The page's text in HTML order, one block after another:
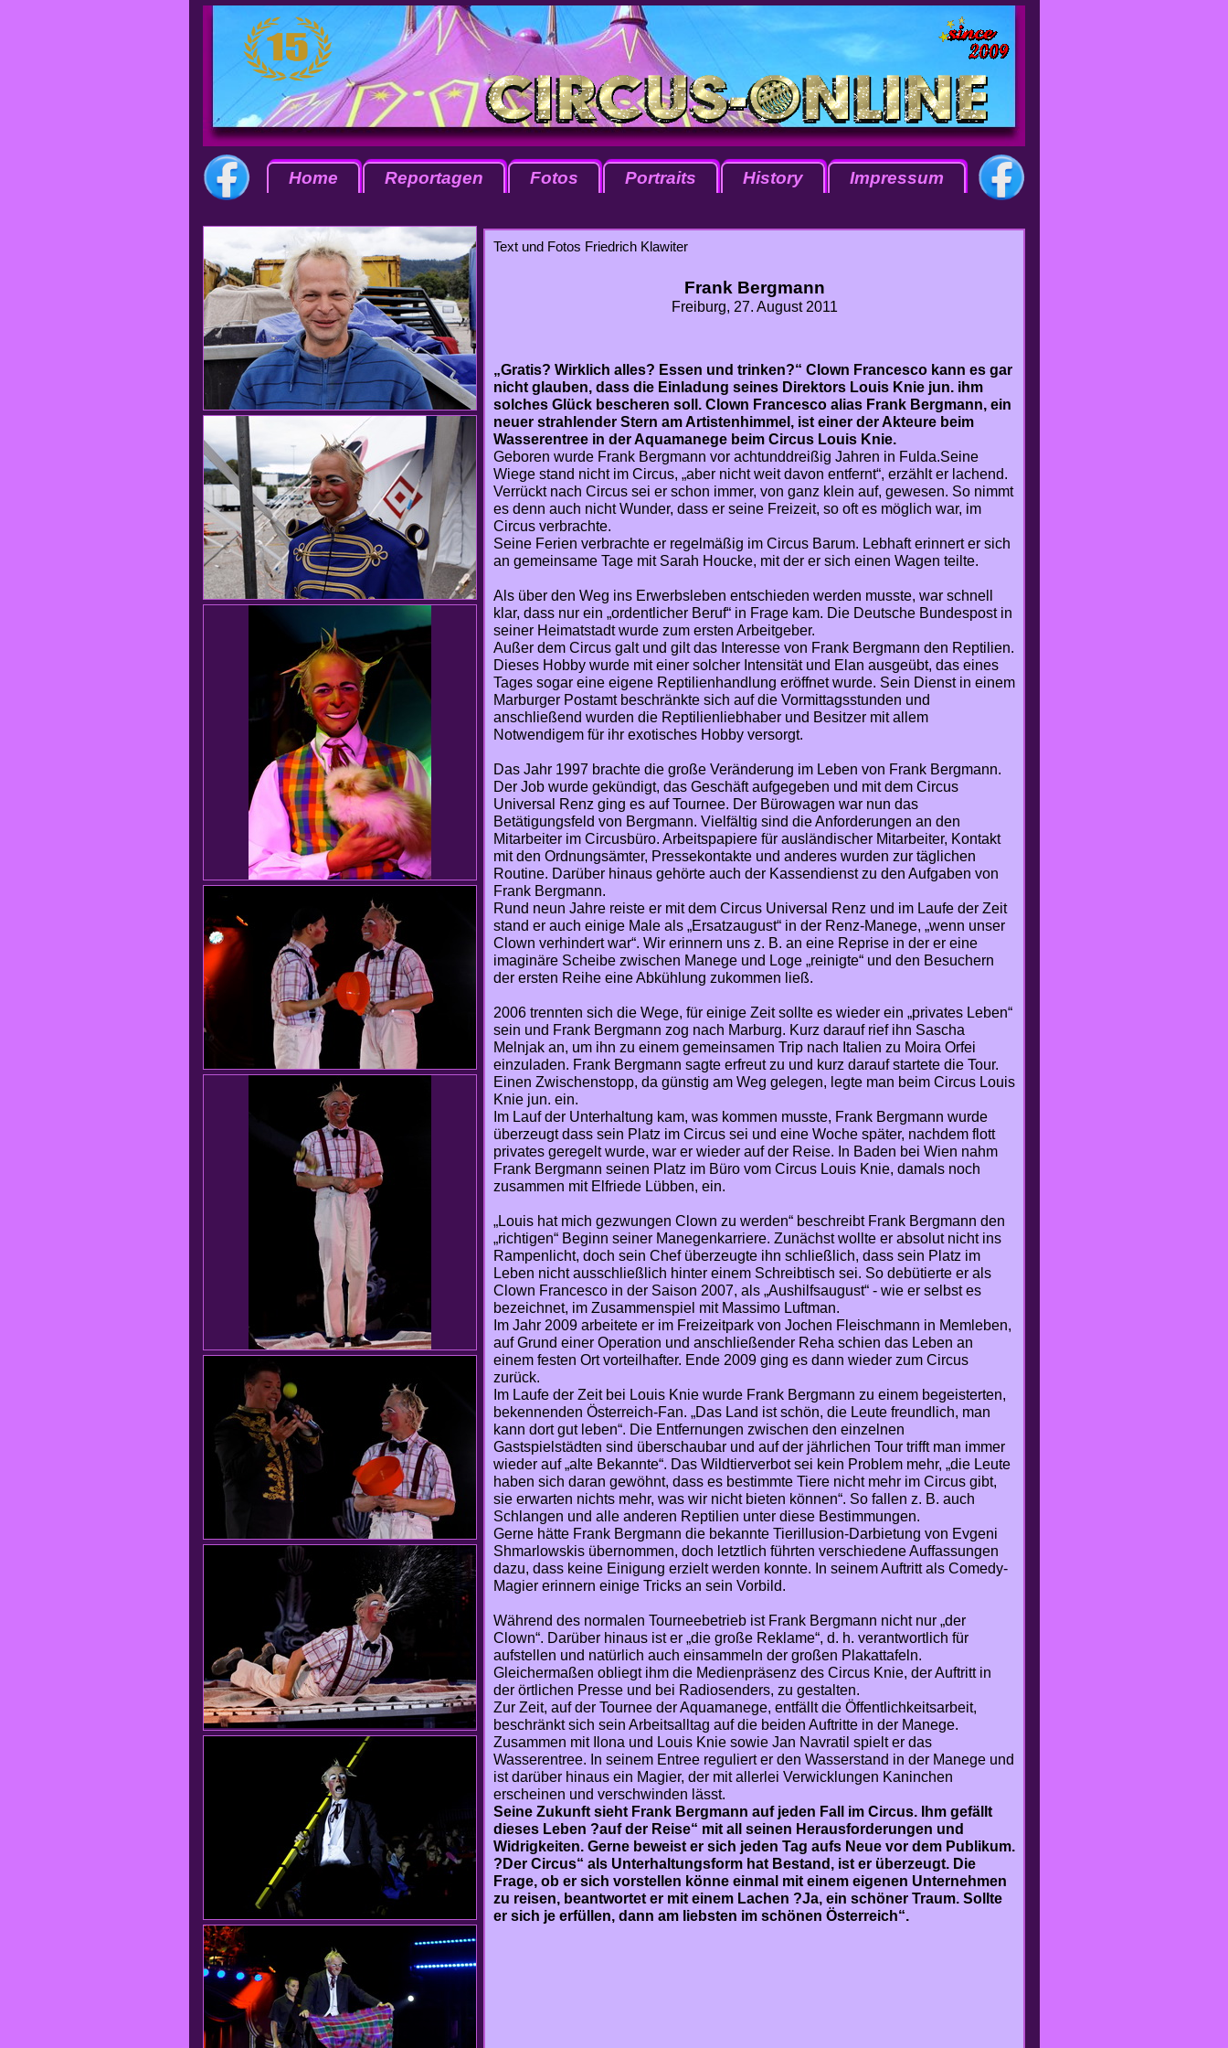
Home Reportagen Fotos Portraits History Impressum
Text und Fotos Friedrich Klawiter
Frank Bergmann
Freiburg, 27. August 2011
„Gratis? Wirklich alles? Essen und trinken?“ Clown Francesco kann es gar
nicht glauben, dass die Einladung seines Direktors Louis Knie jun. ihm
solches Glück bescheren soll. Clown Francesco alias Frank Bergmann, ein
neuer strahlender Stern am Artistenhimmel, ist einer der Akteure beim
Wasserentree in der Aquamanege beim Circus Louis Knie.
Geboren wurde Frank Bergmann vor achtunddreißig Jahren in Fulda.Seine
Wiege stand nicht im Circus, „aber nicht weit davon entfernt“, erzählt er lachend.
Verrückt nach Circus sei er schon immer, von ganz klein auf, gewesen. So nimmt
es denn auch nicht Wunder, dass er seine Freizeit, so oft es möglich war, im
Circus verbrachte.
Seine Ferien verbrachte er regelmäßig im Circus Barum. Lebhaft erinnert er sich
an gemeinsame Tage mit Sarah Houcke, mit der er sich einen Wagen teilte.
Als über den Weg ins Erwerbsleben entschieden werden musste, war schnell
klar, dass nur ein „ordentlicher Beruf“ in Frage kam. Die Deutsche Bundespost in
seiner Heimatstadt wurde zum ersten Arbeitgeber.
Außer dem Circus galt und gilt das Interesse von Frank Bergmann den Reptilien.
Dieses Hobby wurde mit einer solcher Intensität und Elan ausgeübt, das eines
Tages sogar eine eigene Reptilienhandlung eröffnet wurde. Sein Dienst in einem
Marburger Postamt beschränkte sich auf die Vormittagsstunden und
anschließend wurden die Reptilienliebhaber und Besitzer mit allem
Notwendigem für ihr exotisches Hobby versorgt.
Das Jahr 1997 brachte die große Veränderung im Leben von Frank Bergmann.
Der Job wurde gekündigt, das Geschäft aufgegeben und mit dem Circus
Universal Renz ging es auf Tournee. Der Bürowagen war nun das
Betätigungsfeld von Bergmann. Vielfältig sind die Anforderungen an den
Mitarbeiter im Circusbüro. Arbeitspapiere für ausländischer Mitarbeiter, Kontakt
mit den Ordnungsämter, Pressekontakte und anderes wurden zur täglichen
Routine. Darüber hinaus gehörte auch der Kassendienst zu den Aufgaben von
Frank Bergmann.
Rund neun Jahre reiste er mit dem Circus Universal Renz und im Laufe der Zeit
stand er auch einige Male als „Ersatzaugust“ in der Renz-Manege, „wenn unser
Clown verhindert war“. Wir erinnern uns z. B. an eine Reprise in der er eine
imaginäre Scheibe zwischen Manege und Loge „reinigte“ und den Besuchern
der ersten Reihe eine Abkühlung zukommen ließ.
2006 trennten sich die Wege, für einige Zeit sollte es wieder ein „privates Leben“
sein und Frank Bergmann zog nach Marburg. Kurz darauf rief ihn Sascha
Melnjak an, um ihn zu einem gemeinsamen Trip nach Italien zu Moira Orfei
einzuladen. Frank Bergmann sagte erfreut zu und kurz darauf startete die Tour.
Einen Zwischenstopp, da günstig am Weg gelegen, legte man beim Circus Louis
Knie jun. ein.
Im Lauf der Unterhaltung kam, was kommen musste, Frank Bergmann wurde
überzeugt dass sein Platz im Circus sei und eine Woche später, nachdem flott
privates geregelt wurde, war er wieder auf der Reise. In Baden bei Wien nahm
Frank Bergmann seinen Platz im Büro vom Circus Louis Knie, damals noch
zusammen mit Elfriede Lübben, ein.
„Louis hat mich gezwungen Clown zu werden“ beschreibt Frank Bergmann den
„richtigen“ Beginn seiner Manegenkarriere. Zunächst wollte er absolut nicht ins
Rampenlicht, doch sein Chef überzeugte ihn schließlich, dass sein Platz im
Leben nicht ausschließlich hinter einem Schreibtisch sei. So debütierte er als
Clown Francesco in der Saison 2007, als „Aushilfsaugust“ - wie er selbst es
bezeichnet, im Zusammenspiel mit Massimo Luftman.
Im Jahr 2009 arbeitete er im Freizeitpark von Jochen Fleischmann in Memleben,
auf Grund einer Operation und anschließender Reha schien das Leben an
einem festen Ort vorteilhafter. Ende 2009 ging es dann wieder zum Circus
zurück.
Im Laufe der Zeit bei Louis Knie wurde Frank Bergmann zu einem begeisterten,
bekennenden Österreich-Fan. „Das Land ist schön, die Leute freundlich, man
kann dort gut leben“. Die Entfernungen zwischen den einzelnen
Gastspielstädten sind überschaubar und auf der jährlichen Tour trifft man immer
wieder auf „alte Bekannte“. Das Wildtierverbot sei kein Problem mehr, „die Leute
haben sich daran gewöhnt, dass es bestimmte Tiere nicht mehr im Circus gibt,
sie erwarten nichts mehr, was wir nicht bieten können“. So fallen z. B. auch
Schlangen und alle anderen Reptilien unter diese Bestimmungen.
Gerne hätte Frank Bergmann die bekannte Tierillusion-Darbietung von Evgeni
Shmarlowskis übernommen, doch letztlich führten verschiedene Auffassungen
dazu, dass keine Einigung erzielt werden konnte. In seinem Auftritt als Comedy-
Magier erinnern einige Tricks an sein Vorbild.
Während des normalen Tourneebetrieb ist Frank Bergmann nicht nur „der
Clown“. Darüber hinaus ist er „die große Reklame“, d. h. verantwortlich für
aufstellen und natürlich auch einsammeln der großen Plakattafeln.
Gleichermaßen obliegt ihm die Medienpräsenz des Circus Knie, der Auftritt in
der örtlichen Presse und bei Radiosenders, zu gestalten.
Zur Zeit, auf der Tournee der Aquamanege, entfällt die Öffentlichkeitsarbeit,
beschränkt sich sein Arbeitsalltag auf die beiden Auftritte in der Manege.
Zusammen mit Ilona und Louis Knie sowie Jan Navratil spielt er das
Wasserentree. In seinem Entree reguliert er den Wasserstand in der Manege und
ist darüber hinaus ein Magier, der mit allerlei Verwicklungen Kaninchen
erscheinen und verschwinden lässt.
Seine Zukunft sieht Frank Bergmann auf jeden Fall im Circus. Ihm gefällt
dieses Leben ?auf der Reise“ mit all seinen Herausforderungen und
Widrigkeiten. Gerne beweist er sich jeden Tag aufs Neue vor dem Publikum.
?Der Circus“ als Unterhaltungsform hat Bestand, ist er überzeugt. Die
Frage, ob er sich vorstellen könne einmal mit einem eigenen Unternehmen
zu reisen, beantwortet er mit einem Lachen ?Ja, ein schöner Traum. Sollte
er sich je erfüllen, dann am liebsten im schönen Österreich“.